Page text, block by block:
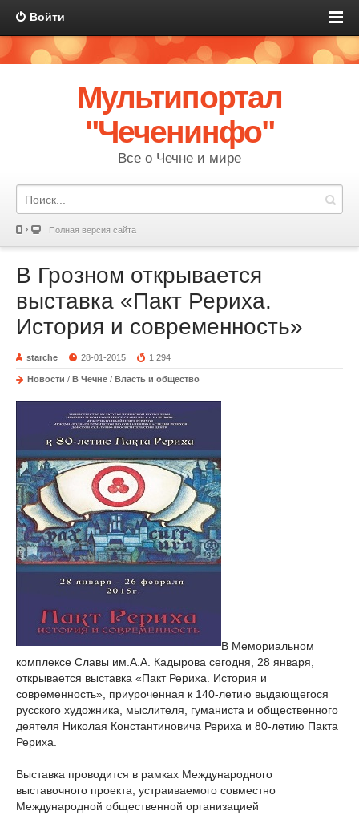
Войти
Мультипортал
"Чеченинфо"
Все о Чечне и мире
Полная версия сайта
В Грозном открывается
выставка «Пакт Рериха.
История и современность»
starche 28-01-2015 1 294
Новости / В Чечне / Власть и общество
В Мемориальном
комплексе Славы им.А.А. Кадырова сегодня, 28 января,
открывается выставка «Пакт Рериха. История и
современность», приуроченная к 140-летию выдающегося
русского художника, мыслителя, гуманиста и общественного
деятеля Николая Константиновича Рериха и 80-летию Пакта
Рериха.
Выставка проводится в рамках Международного
выставочного проекта, устраиваемого совместно
Международной общественной организацией